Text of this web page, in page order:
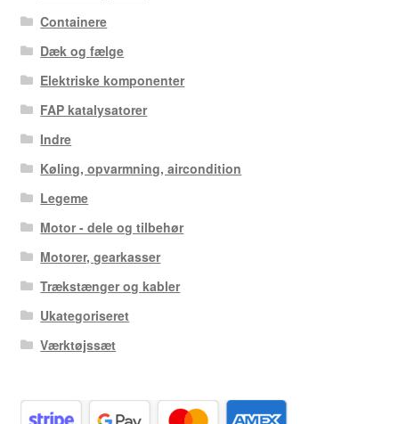
Containere
Dæk og fælge
Elektriske komponenter
FAP katalysatorer
Indre
Køling, opvarmning, aircondition
Legeme
Motor - dele og tilbehør
Motorer, gearkasser
Trækstænger og kabler
Ukategoriseret
Værktøjssæt